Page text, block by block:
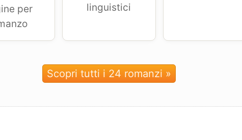
per
linguistici
Scopri tutti i 24 romanzi »